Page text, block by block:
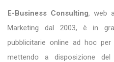
E-Business Consulting, web
Marketing dal 2003, è in
pubblicitarie online ad hoc
mettendo a disposizione